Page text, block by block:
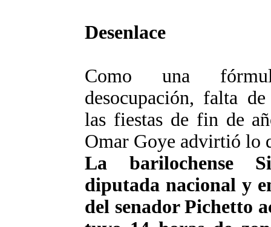
Desenlace
Como una
desocupación, falta
las fiestas de fin de
Omar Goye advirtió lo
La barilochense
diputada nacional y
del senador Pichetto